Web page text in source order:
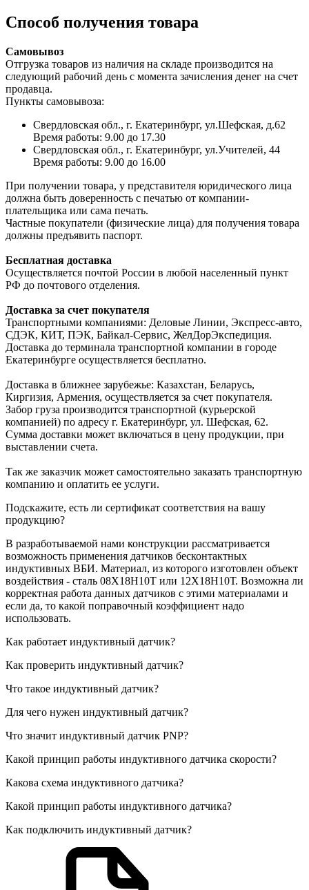
Способ получения товара
Самовывоз
Отгрузка товаров из наличия на складе производится на
следующий рабочий день с момента зачисления денег на счет
продавца.
Пункты самовывоза:
Свердловская обл., г. Екатеринбург, ул.Шефская, д.62
Время работы: 9.00 до 17.30
Свердловская обл., г. Екатеринбург, ул.Учителей, 44
Время работы: 9.00 до 16.00
При получении товара, у представителя юридического лица
должна быть доверенность с печатью от компании-
плательщика или сама печать.
Частные покупатели (физические лица) для получения товара
должны предъявить паспорт.
Бесплатная доставка
Осуществляется почтой России в любой населенный пункт
РФ до почтового отделения.
Доставка за счет покупателя
Транспортными компаниями: Деловые Линии, Экспресс-авто,
СДЭК, КИТ, ПЭК, Байкал-Сервис, ЖелДорЭкспедиция.
Доставка до терминала транспортной компании в городе
Екатеринбурге осуществляется бесплатно.
Доставка в ближнее зарубежье: Казахстан, Беларусь,
Киргизия, Армения, осуществляется за счет покупателя.
Забор груза производится транспортной (курьерской
компанией) по адресу г. Екатеринбург, ул. Шефская, 62.
Сумма доставки может включаться в цену продукции, при
выставлении счета.
Так же заказчик может самостоятельно заказать транспортную
компанию и оплатить ее услуги.
Подскажите, есть ли сертификат соответствия на вашу
продукцию?
В разработываемой нами конструкции рассматривается
возможность применения датчиков бесконтактных
индуктивных ВБИ. Материал, из которого изготовлен объект
воздействия - сталь 08Х18Н10Т или 12Х18Н10Т. Возможна ли
корректная работа данных датчиков с этими материалами и
если да, то какой поправочный коэффициент надо
использовать.
Как работает индуктивный датчик?
Как проверить индуктивный датчик?
Что такое индуктивный датчик?
Для чего нужен индуктивный датчик?
Что значит индуктивный датчик PNP?
Какой принцип работы индуктивного датчика скорости?
Какова схема индуктивного датчика?
Какой принцип работы индуктивного датчика?
Как подключить индуктивный датчик?